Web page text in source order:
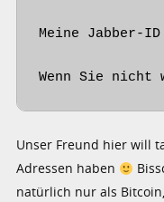
Meine Jabber-
Wenn Sie
Unser Freund hier will
Adressen haben
natürlich nur als